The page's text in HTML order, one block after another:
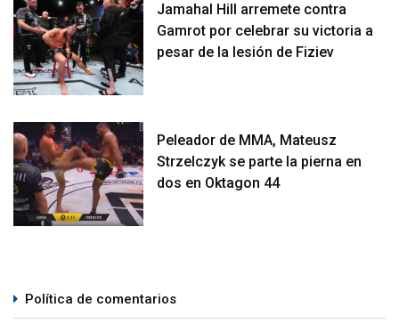
Jamahal Hill arremete contra
Gamrot por celebrar su victoria a
pesar de la lesión de Fiziev
Peleador de MMA, Mateusz
Strzelczyk se parte la pierna en
dos en Oktagon 44
Política de comentarios